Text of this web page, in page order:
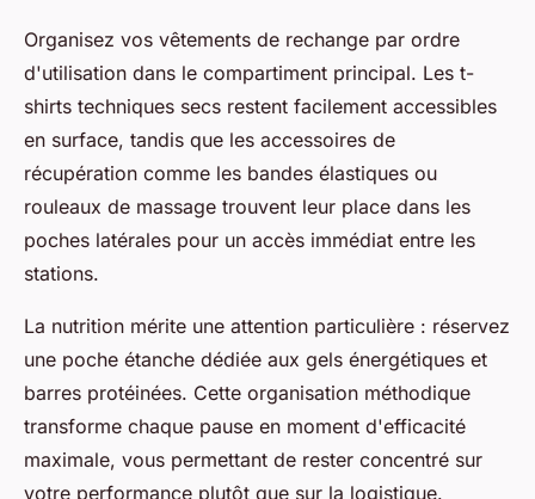
Organisez vos vêtements de rechange par ordre
d'utilisation dans le compartiment principal. Les t-
shirts techniques secs restent facilement accessibles
en surface, tandis que les accessoires de
récupération comme les bandes élastiques ou
rouleaux de massage trouvent leur place dans les
poches latérales pour un accès immédiat entre les
stations.
La nutrition mérite une attention particulière : réservez
une poche étanche dédiée aux gels énergétiques et
barres protéinées. Cette organisation méthodique
transforme chaque pause en moment d'efficacité
maximale, vous permettant de rester concentré sur
votre performance plutôt que sur la logistique.